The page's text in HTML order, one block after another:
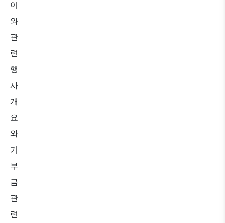
이
와
관
련
행
사
개
요
와
기
부
금
관
련